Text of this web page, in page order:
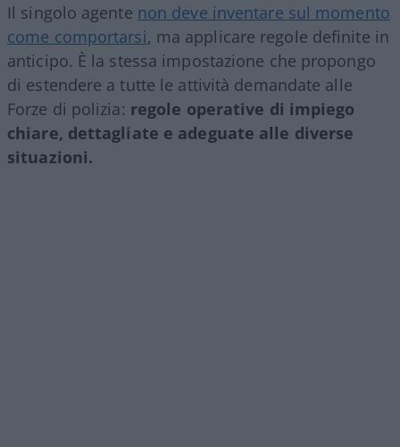
Il singolo agente non deve inventare sul momento
come comportarsi, ma applicare regole definite in
anticipo. È la stessa impostazione che propongo
di estendere a tutte le attività demandate alle
Forze di polizia: regole operative di impiego
chiare, dettagliate e adeguate alle diverse
situazioni.